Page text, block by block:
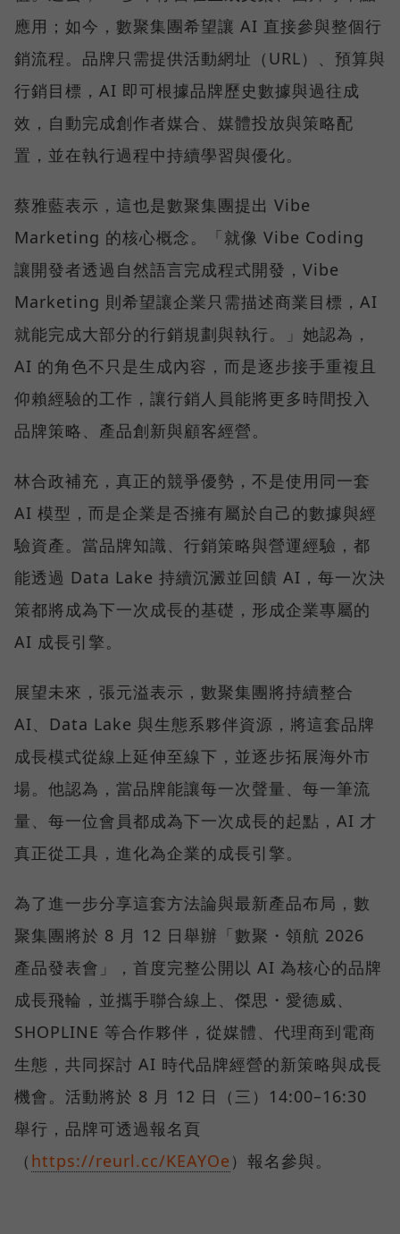
應用；如今，數聚集團希望讓 AI 直接參與整個行
銷流程。品牌只需提供活動網址（URL）、預算與
行銷目標，AI 即可根據品牌歷史數據與過往成
效，自動完成創作者媒合、媒體投放與策略配
置，並在執行過程中持續學習與優化。
蔡雅藍表示，這也是數聚集團提出 Vibe
Marketing 的核心概念。「就像 Vibe Coding
讓開發者透過自然語言完成程式開發，Vibe
Marketing 則希望讓企業只需描述商業目標，AI
就能完成大部分的行銷規劃與執行。」她認為，
AI 的角色不只是生成內容，而是逐步接手重複且
仰賴經驗的工作，讓行銷人員能將更多時間投入
品牌策略、產品創新與顧客經營。
林合政補充，真正的競爭優勢，不是使用同一套
AI 模型，而是企業是否擁有屬於自己的數據與經
驗資產。當品牌知識、行銷策略與營運經驗，都
能透過 Data Lake 持續沉澱並回饋 AI，每一次決
策都將成為下一次成長的基礎，形成企業專屬的
AI 成長引擎。
展望未來，張元溢表示，數聚集團將持續整合
AI、Data Lake 與生態系夥伴資源，將這套品牌
成長模式從線上延伸至線下，並逐步拓展海外市
場。他認為，當品牌能讓每一次聲量、每一筆流
量、每一位會員都成為下一次成長的起點，AI 才
真正從工具，進化為企業的成長引擎。
為了進一步分享這套方法論與最新產品布局，數
聚集團將於 8 月 12 日舉辦「數聚・領航 2026
產品發表會」，首度完整公開以 AI 為核心的品牌
成長飛輪，並攜手聯合線上、傑思・愛德威、
SHOPLINE 等合作夥伴，從媒體、代理商到電商
生態，共同探討 AI 時代品牌經營的新策略與成長
機會。活動將於 8 月 12 日（三）14:00–16:30
舉行，品牌可透過報名頁
（ https://reurl.cc/KEAYOe ）報名參與。